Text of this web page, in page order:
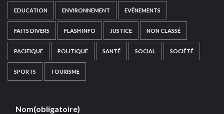
EDUCATION ENVIRONNEMENT EVÉNEMENTS
FAITS DIVERS FLASH INFO JUSTICE NON CLASSÉ
PACIFIQUE POLITIQUE SANTÉ SOCIAL SOCIÉTÉ
SPORTS TOURISME
Nom(obligatoire)